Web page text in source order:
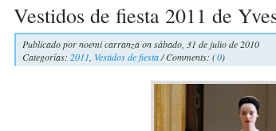
Vestidos de fiesta 2011 de
Publicado pornoemi carranzaon sábado, 31 de julio de 2010
Categorías: 2011 Vestidos de fiesta/ Comments: (0)